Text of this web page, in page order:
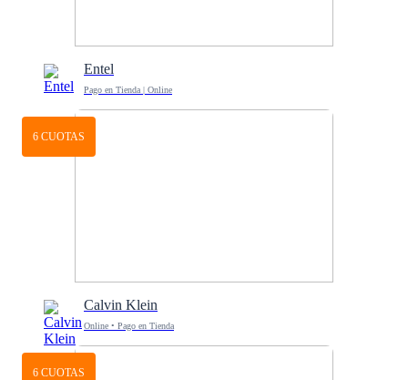
Entel
Pago en Tienda | Online
6 CUOTAS
Calvin Klein
Online • Pago en Tienda
6 CUOTAS